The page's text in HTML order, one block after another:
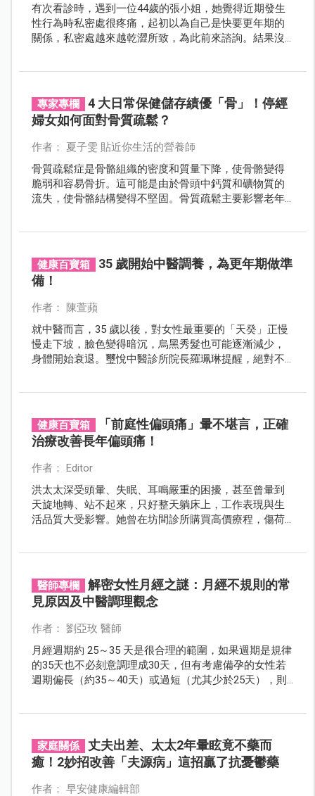
有次看診時，遇到一位44歲的張小姐，她覺得近期發生
性行為時私密處很疼痛，起初以為自己是快要更年期的
關係，私密處越來越乾澀所致，為此前來諮詢。結果沒
專家專欄
4 大日常保健儲存績優「骨」！停經
婦女如何面對骨質疏鬆？
作者： 夏子雯 貼近你生活的營養師
骨質疏鬆症是骨骼組織的密度和質量下降，使骨骼變得
脆弱和容易骨折。這可能是由於骨頭中鈣質和礦物質的
流失，使骨骼結構變得不堅固。骨質疏鬆主要影響老年
健康百寶箱
35 歲開始中醫調養，為更年期做準
備！
作者： 陳萱蘋
就中醫而言，35 歲以後，對女性最重要的「天癸」正慢
慢走下坡，臉色變得暗沉，烏黑秀髮也可能逐漸減少，
身體開始衰退。璽悅中醫診所院長羅珮琳提醒，絕對不
健康百寶箱
「前庭性偏頭痛」暈不堪言，正確
治療改善長年偏頭痛！
作者： Editor
洪太太深受頭暈、失眠、耳鳴嚴重的困擾，甚至曾暈到
天旋地轉、站不起來，只好整天躺床上，工作表現與生
活品質大受影響。她曾在坊間診所購買高價療程，傷荷
痛」對症下藥，兩週的治療即改善難忍已久的暈眩問
題，協助洪太太重新回到職場最佳狀態。
醫師專欄
解密女性月經之謎：月經不規則的常
見原因及中醫調理觀念
作者： 劉亞玫 醫師
月經週期約 25～35 天是很合理的範圍，如果週期是規律
的35天也不必刻意調理成30天，但有考慮備孕的女性若
週期偏長（約35～40天）或過短（尤其少於25天），則
家庭關係
丈夫出差、太太2年暈眩竟不藥而
癒！2妙招改善「夫源病」這招贏了抗憂鬱藥
作者： 早安健康編輯部